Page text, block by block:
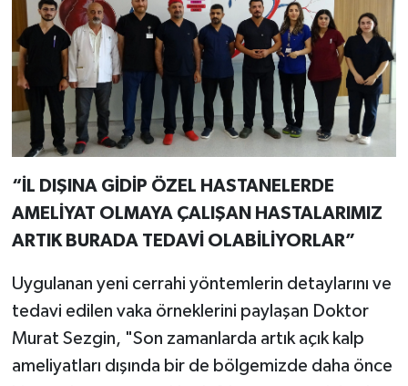
“İL DIŞINA GİDİP ÖZEL HASTANELERDE
AMELİYAT OLMAYA ÇALIŞAN HASTALARIMIZ
ARTIK BURADA TEDAVİ OLABİLİYORLAR”
Uygulanan yeni cerrahi yöntemlerin detaylarını ve
tedavi edilen vaka örneklerini paylaşan Doktor
Murat Sezgin, "Son zamanlarda artık açık kalp
ameliyatları dışında bir de bölgemizde daha önce